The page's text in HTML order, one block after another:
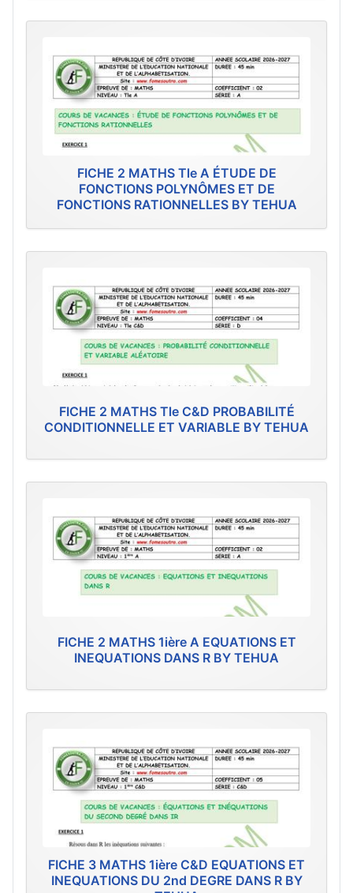
FICHE 2 MATHS Tle A ÉTUDE DE
FONCTIONS POLYNÔMES ET DE
FONCTIONS RATIONNELLES BY TEHUA
FICHE 2 MATHS Tle C&D PROBABILITÉ
CONDITIONNELLE ET VARIABLE BY TEHUA
FICHE 2 MATHS 1ière A EQUATIONS ET
INEQUATIONS DANS R BY TEHUA
FICHE 3 MATHS 1ière C&D EQUATIONS ET
INEQUATIONS DU 2nd DEGRE DANS R BY